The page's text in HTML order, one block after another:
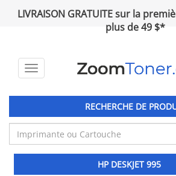
LIVRAISON GRATUITE sur la
plus de 49 $*
Toggle
RECHERCHE DE
HP DESKJET 995